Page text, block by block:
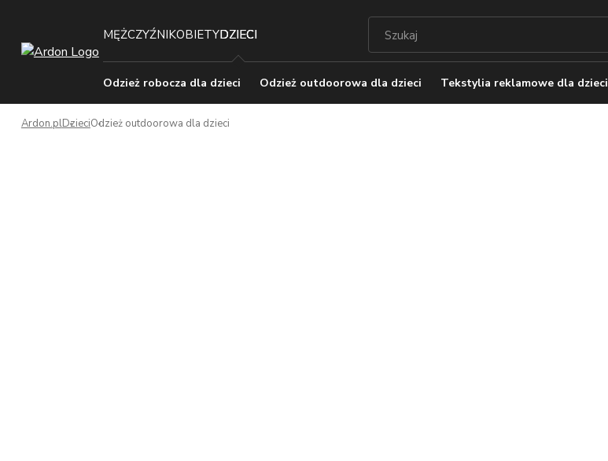
MĘŻCZYŹNIKOBIETYDZIECI
Odzież robocza dla dzieci Odzież outdoorowa dla dzieci Tekstylia reklamowe dla dzieci
Ardon.plDzieciOdzież outdoorowa dla dzieci